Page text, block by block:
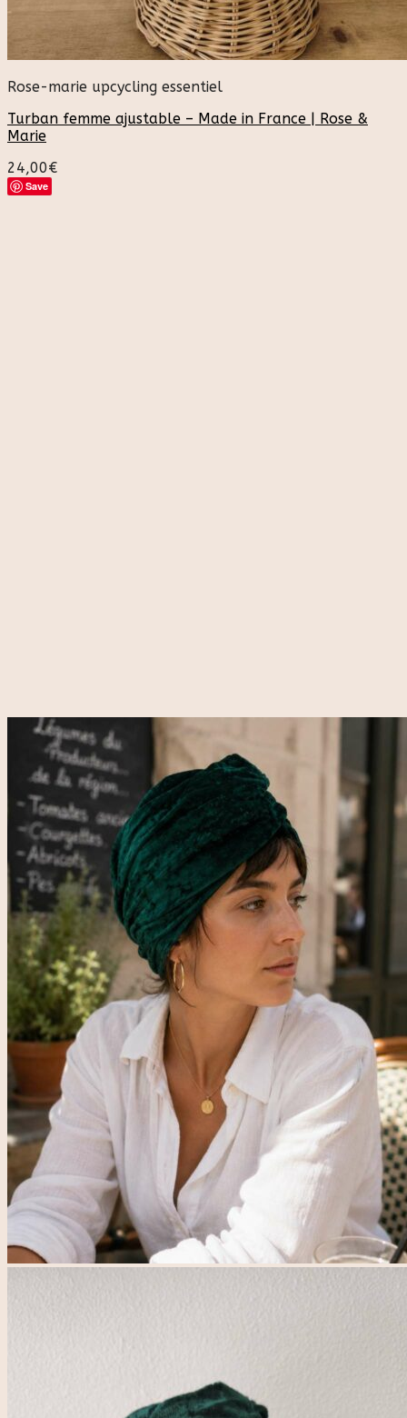
Rose-marie upcycling essentiel
Turban femme ajustable – Made in France | Rose &
Marie
24,00€
Save